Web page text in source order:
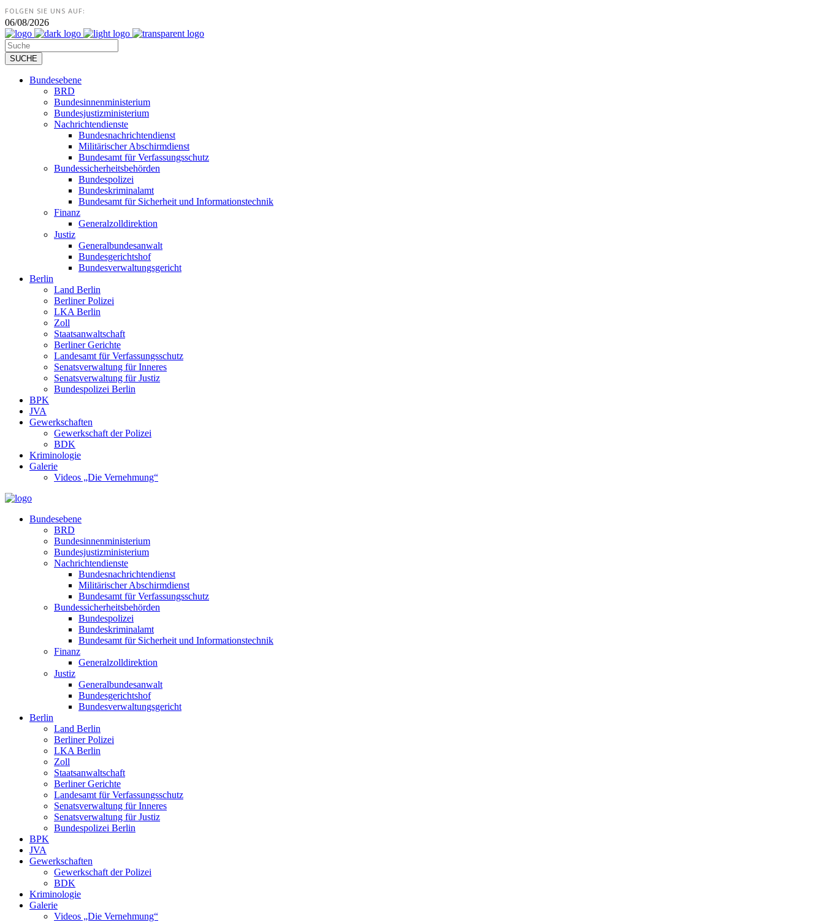
FOLGEN SIE UNS AUF:
06/08/2026
Bundesebene
BRD
Bundesinnenministerium
Bundesjustizministerium
Nachrichtendienste
Bundesnachrichtendienst
Militärischer Abschirmdienst
Bundesamt für Verfassungsschutz
Bundessicherheitsbehörden
Bundespolizei
Bundeskriminalamt
Bundesamt für Sicherheit und Informationstechnik
Finanz
Generalzolldirektion
Justiz
Generalbundesanwalt
Bundesgerichtshof
Bundesverwaltungsgericht
Berlin
Land Berlin
Berliner Polizei
LKA Berlin
Zoll
Staatsanwaltschaft
Berliner Gerichte
Landesamt für Verfassungsschutz
Senatsverwaltung für Inneres
Senatsverwaltung für Justiz
Bundespolizei Berlin
BPK
JVA
Gewerkschaften
Gewerkschaft der Polizei
BDK
Kriminologie
Galerie
Videos „Die Vernehmung“
Bundesebene
BRD
Bundesinnenministerium
Bundesjustizministerium
Nachrichtendienste
Bundesnachrichtendienst
Militärischer Abschirmdienst
Bundesamt für Verfassungsschutz
Bundessicherheitsbehörden
Bundespolizei
Bundeskriminalamt
Bundesamt für Sicherheit und Informationstechnik
Finanz
Generalzolldirektion
Justiz
Generalbundesanwalt
Bundesgerichtshof
Bundesverwaltungsgericht
Berlin
Land Berlin
Berliner Polizei
LKA Berlin
Zoll
Staatsanwaltschaft
Berliner Gerichte
Landesamt für Verfassungsschutz
Senatsverwaltung für Inneres
Senatsverwaltung für Justiz
Bundespolizei Berlin
BPK
JVA
Gewerkschaften
Gewerkschaft der Polizei
BDK
Kriminologie
Galerie
Videos „Die Vernehmung“